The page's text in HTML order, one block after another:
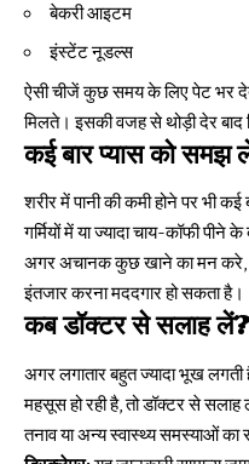
बेकरी आइटम
इंस्टेंट नूडल्स
ऐसी चीजें कुछ समय के लिए पेट भर
मिलते। इसकी वजह से थोड़ी देर
कई बार प्यास को
शरीर में पानी की कमी होने पर भी
गर्मियों में या ज्यादा चाय-कॉफी पीने
अगर अचानक कुछ खाने का मन करे,
इंतजार करना मददगार हो सकता है।
कब डॉक्टर से सलाह लें?
अगर लगातार बहुत ज्यादा भूख
महसूस हो रही है, तो डॉक्टर से सलाह
तनाव या अन्य स्वास्थ्य समस्याओं का